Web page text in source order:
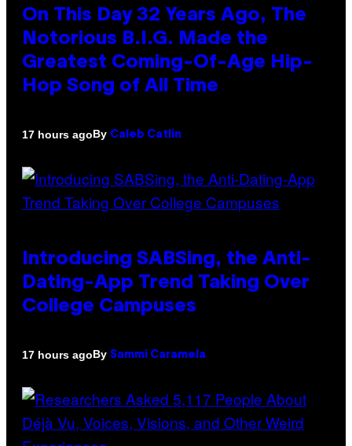
On This Day 32 Years Ago, The
Notorious B.I.G. Made the
Greatest Coming-Of-Age Hip-
Hop Song of All Time
17 hours agoBy Caleb Catlin
Introducing SABSing, the Anti-
Dating-App Trend Taking Over
College Campuses
17 hours agoBy Sammi Caramela